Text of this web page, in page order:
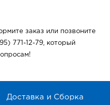
заказ или позвоните
771-12-79, который
Доставка и Сборка